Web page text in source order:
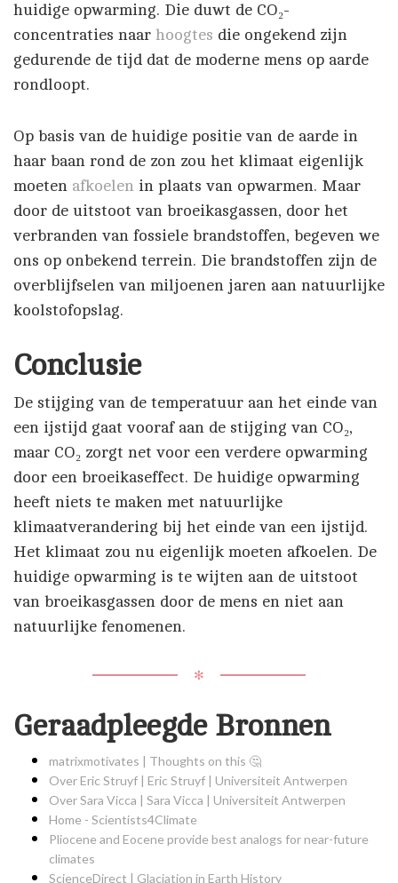
huidige opwarming. Die duwt de CO₂-
concentraties naar hoogtes die ongekend zijn
gedurende de tijd dat de moderne mens op aarde
rondloopt.
Op basis van de huidige positie van de aarde in
haar baan rond de zon zou het klimaat eigenlijk
moeten afkoelen in plaats van opwarmen. Maar
door de uitstoot van broeikasgassen, door het
verbranden van fossiele brandstoffen, begeven we
ons op onbekend terrein. Die brandstoffen zijn de
overblijfselen van miljoenen jaren aan natuurlijke
koolstofopslag.
Conclusie
De stijging van de temperatuur aan het einde van
een ijstijd gaat vooraf aan de stijging van CO₂,
maar CO₂ zorgt net voor een verdere opwarming
door een broeikaseffect. De huidige opwarming
heeft niets te maken met natuurlijke
klimaatverandering bij het einde van een ijstijd.
Het klimaat zou nu eigenlijk moeten afkoelen. De
huidige opwarming is te wijten aan de uitstoot
van broeikasgassen door de mens en niet aan
natuurlijke fenomenen.
✻
Geraadpleegde Bronnen
matrixmotivates | Thoughts on this 🤔
Over Eric Struyf | Eric Struyf | Universiteit Antwerpen
Over Sara Vicca | Sara Vicca | Universiteit Antwerpen
Home - Scientists4Climate
Pliocene and Eocene provide best analogs for near-future
climates
ScienceDirect | Glaciation in Earth History